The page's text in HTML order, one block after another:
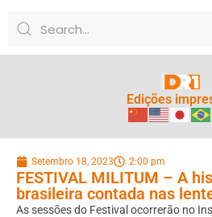
Edições
Setembro 18, 2023 2:00 pm
FESTIVAL MILITUM – A
brasileira contada nas
As sessões do Festival ocorrerão no